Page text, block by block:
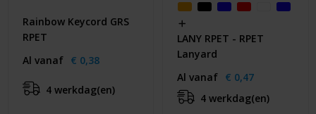
Rainbow Keycord GRS
RPET
Al vanaf € 0,38
4 werkdag(en)
LANY RPET - RPET
Lanyard
Al vanaf € 0,47
4 werkdag(en)